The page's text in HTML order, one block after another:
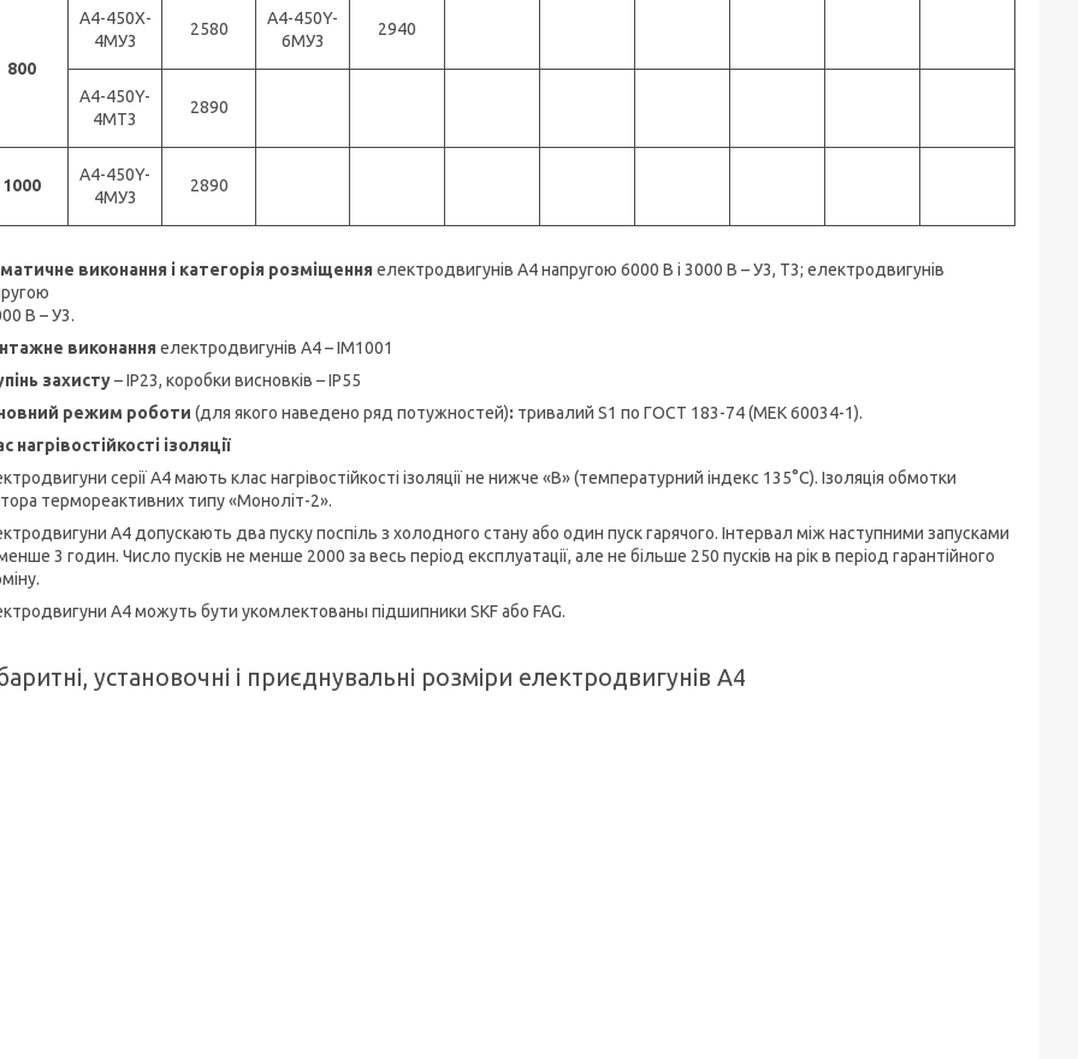
800
А4-450X-
4МУ3
2580
А4-450Y-
6МУ3
2940
А4-450Y-
4МТ3
2890
1000
А4-450Y-
4МУ3
2890
виконання і категорія розміщення електродвигунів А4 напругою 6000 В і 3000 В – У3, Т3; електродвигунів
В – У3.
виконання електродвигунів А4 – IM1001
захисту– IP23, коробки висновків – IP55
режим роботи (для якого наведено ряд потужностей): тривалий S1 по ГОСТ 183-74 (МЕК 60034-1).
нагрівостійкості ізоляції
серії А4 мають клас нагрівостійкості ізоляції не нижче «В» (температурний індекс 135°С). Ізоляція обмотки
термореактивних типу «Моноліт-2».
А4 допускають два пуску поспіль з холодного стану або один пуск гарячого. Інтервал між наступними запусками
3 годин. Число пусків не менше 2000 за весь період експлуатації, але не більше 250 пусків на рік в період гарантійного
А4 можуть бути укомлектованы підшипники SKF або FAG.
установочні і приєднувальні розміри електродвигунів А4